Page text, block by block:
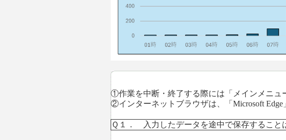
①作業を中断・終了する際には「メインメニュ
②インターネットブラウザは、「Microsoft Edge
Ｑ１． 入力したデータを途中で保存すること